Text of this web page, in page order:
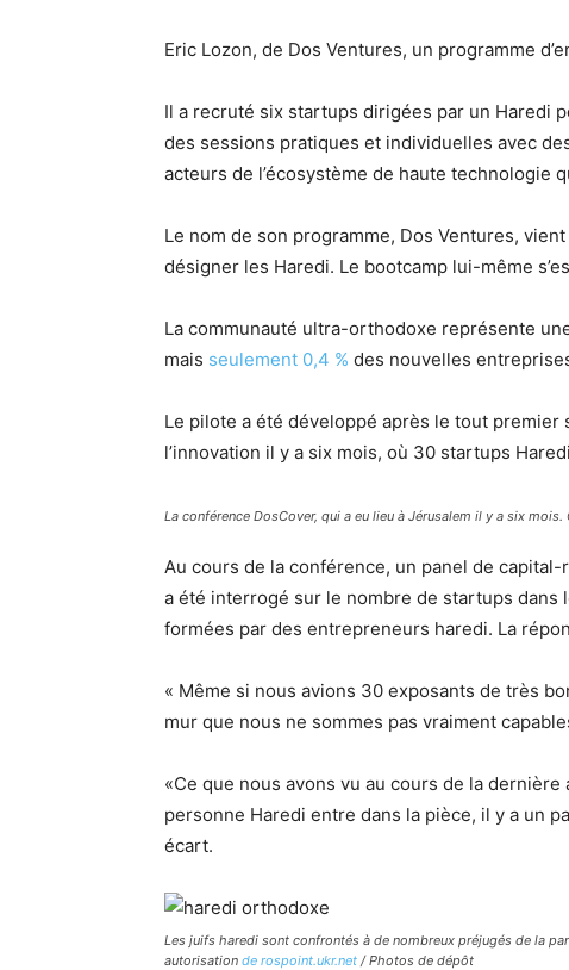
Eric Lozon, de Dos Ventures, un programme
Il a recruté six startups dirigées par un Haredi
des sessions pratiques et individuelles avec
acteurs de l’écosystème de haute technologie
Le nom de son programme, Dos Ventures,
désigner les Haredi. Le bootcamp lui-même
La communauté ultra-orthodoxe représente
mais seulement 0,4 % des nouvelles
Le pilote a été développé après le tout
l’innovation il y a six mois, où 30 startups
La conférence DosCover, qui a eu lieu à Jérusalem il y a six
Au cours de la conférence, un panel de
a été interrogé sur le nombre de startups
formées par des entrepreneurs haredi. La
« Même si nous avions 30 exposants de très
mur que nous ne sommes pas vraiment
«Ce que nous avons vu au cours de la dernière
personne Haredi entre dans la pièce, il y a un
écart.
Les juifs haredi sont confrontés à de nombreux préjugés de la
autorisation de rospoint.ukr.net / Photos de dépôt